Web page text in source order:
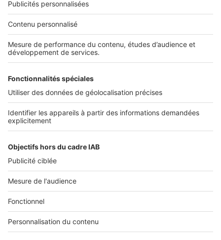
NOS APPLICATIONS
Découvrez nos applications
Tous nos services pro
Accès client
À DÉCOUVRIR
Annuaire des professionnels
Tout l'immobilier
Toutes les villes
Tous les départements
Toutes les régions
SeLoger © 1992 - 2023
Annonces Immobilières